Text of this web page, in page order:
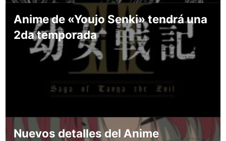
Anime de «Youjo Senki» tendrá una
2da temporada
Nuevos detalles del Anime